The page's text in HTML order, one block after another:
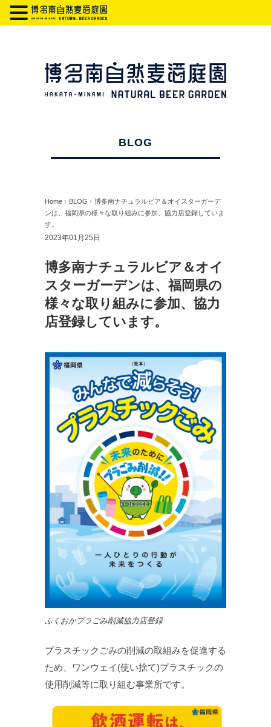
BLOG
Home › BLOG › 博多南ナチュラルビア＆オイスターガーデ
ンは、福岡県の様々な取り組みに参加、協力店登録していま
す。
2023年01月25日
博多南ナチュラルビア＆オイ
スターガーデンは、福岡県の
様々な取り組みに参加、協力
店登録しています。
ふくおかプラごみ削減協力店登録
プラスチックごみの削減の取組みを促進する
ため、ワンウェイ(使い捨て)プラスチックの
使用削減等に取り組む事業所です。